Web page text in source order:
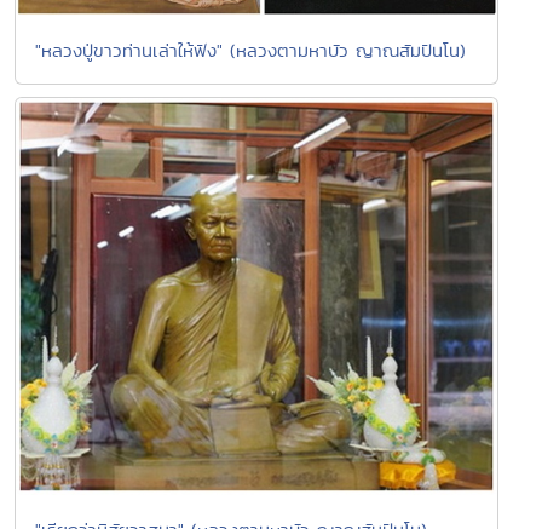
"หลวงปู่ขาวท่านเล่าให้ฟัง" (หลวงตามหาบัว ญาณสัมปันโน)